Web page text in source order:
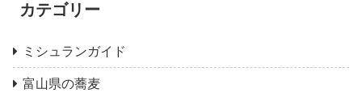
カテゴリー
ミシュランガイド
富山県の蕎麦